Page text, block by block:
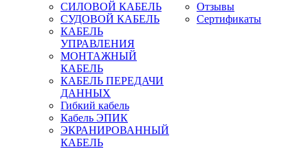
СИЛОВОЙ КАБЕЛЬ
СУДОВОЙ КАБЕЛЬ
КАБЕЛЬ
УПРАВЛЕНИЯ
МОНТАЖНЫЙ
КАБЕЛЬ
КАБЕЛЬ ПЕРЕДАЧИ
ДАННЫХ
Гибкий кабель
Кабель ЭПИК
ЭКРАНИРОВАННЫЙ
КАБЕЛЬ
Отзывы
Сертификаты